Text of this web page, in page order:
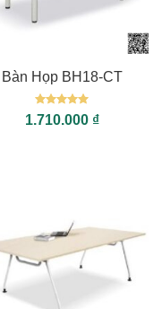
Bàn Họp BH18-CT
Được xếp
hạng55
1.710.000 ₫